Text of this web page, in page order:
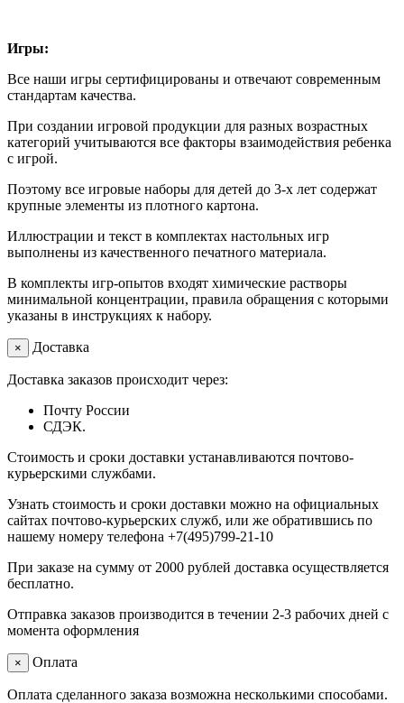
Игры:
Все наши игры сертифицированы и отвечают современным
стандартам качества.
При создании игровой продукции для разных возрастных
категорий учитываются все факторы взаимодействия ребенка
с игрой.
Поэтому все игровые наборы для детей до 3-х лет содержат
крупные элементы из плотного картона.
Иллюстрации и текст в комплектах настольных игр
выполнены из качественного печатного материала.
В комплекты игр-опытов входят химические растворы
минимальной концентрации, правила обращения с которыми
указаны в инструкциях к набору.
× Доставка
Доставка заказов происходит через:
Почту России
СДЭК.
Стоимость и сроки доставки устанавливаются почтово-
курьерскими службами.
Узнать стоимость и сроки доставки можно на официальных
сайтах почтово-курьерских служб, или же обратившись по
нашему номеру телефона +7(495)799-21-10
При заказе на сумму от 2000 рублей доставка осуществляется
бесплатно.
Отправка заказов производится в течении 2-3 рабочих дней с
момента оформления
× Оплата
Оплата сделанного заказа возможна несколькими способами.